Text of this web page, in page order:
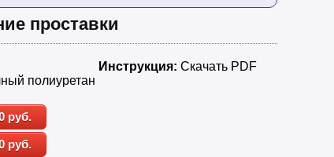
проставки
полиуретан
руб.
руб.
Инструкция: Скачать PDF